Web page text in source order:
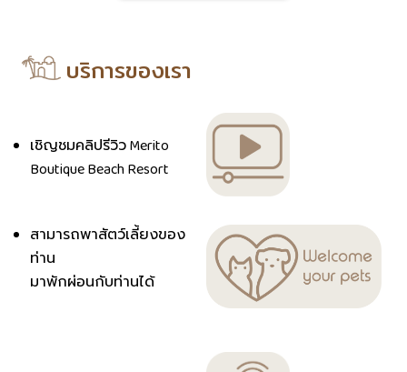
บริการของเรา
เชิญชมคลิปรีวิว Merito
Boutique Beach Resort
สามารถพาสัตว์เลี้ยงของ
ท่าน
มาพักผ่อนกับท่านได้